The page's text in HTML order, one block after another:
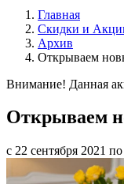
Главная
Скидки и
Архив
Открываем
Внимание! Данная
Открываем
с 22 сентября 2021